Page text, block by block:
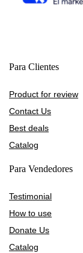
Para Clientes
Product for review
Contact Us
Best deals
Catalog
Para Vendedores
Testimonial
How to use
Donate Us
Catalog